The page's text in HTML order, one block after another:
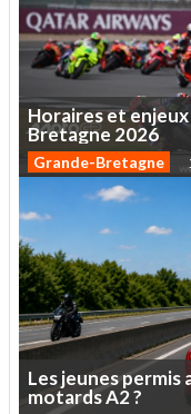
Horairesetenjeux
Bretagne 2026
Grande-Bretagne
Lesjeunespermis
motardsA2?